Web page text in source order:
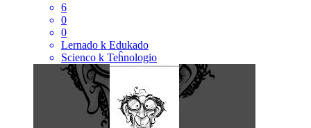
6
0
0
Lernado k Edukado
Scienco k Teĥnologio